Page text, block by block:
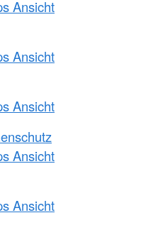
Ansicht
Ansicht
Ansicht
Ansicht
Ansicht